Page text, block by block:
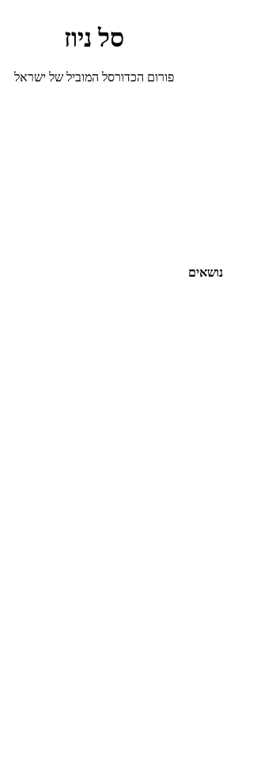
סל ניוז
פורום הכדורסל המוביל של ישראל
נושאים